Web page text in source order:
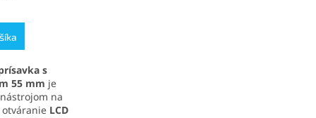
s
55 mm je
na
LCD